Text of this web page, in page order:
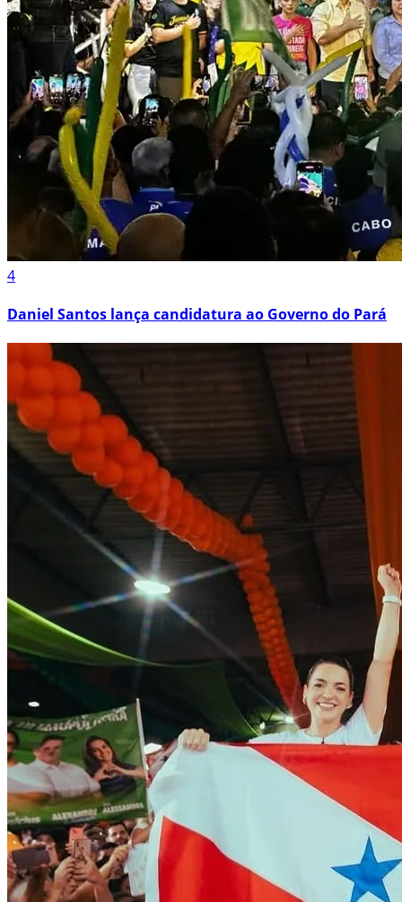
4
Daniel Santos lança candidatura ao Governo do Pará